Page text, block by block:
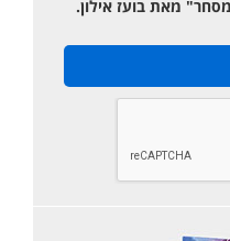
מאת בועז אילון.